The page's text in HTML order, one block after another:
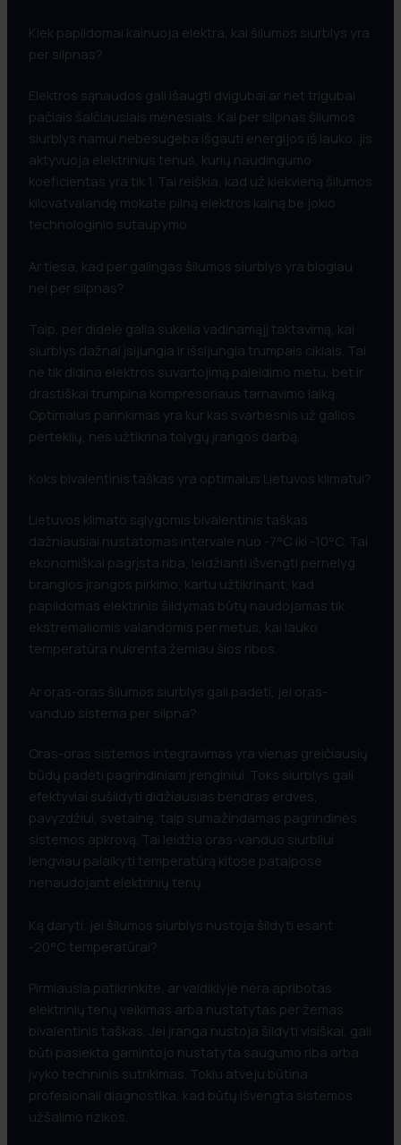
Kiek papildomai kainuoja elektra, kai šilumos siurblys yra
per silpnas?
Elektros sąnaudos gali išaugti dvigubai ar net trigubai
pačiais šalčiausiais mėnesiais. Kai per silpnas šilumos
siurblys namui nebesugeba išgauti energijos iš lauko, jis
aktyvuoja elektrinius tenus, kurių naudingumo
koeficientas yra tik 1. Tai reiškia, kad už kiekvieną šilumos
kilovatvalandę mokate pilną elektros kainą be jokio
technologinio sutaupymo.
Ar tiesa, kad per galingas šilumos siurblys yra blogiau
nei per silpnas?
Taip, per didelė galia sukelia vadinamąjį taktavimą, kai
siurblys dažnai įsijungia ir išsijungia trumpais ciklais. Tai
ne tik didina elektros suvartojimą paleidimo metu, bet ir
drastiškai trumpina kompresoriaus tarnavimo laiką.
Optimalus parinkimas yra kur kas svarbesnis už galios
perteklių, nes užtikrina tolygų įrangos darbą.
Koks bivalentinis taškas yra optimalus Lietuvos klimatui?
Lietuvos klimato sąlygomis bivalentinis taškas
dažniausiai nustatomas intervale nuo -7°C iki -10°C. Tai
ekonomiškai pagrįsta riba, leidžianti išvengti pernelyg
brangios įrangos pirkimo, kartu užtikrinant, kad
papildomas elektrinis šildymas būtų naudojamas tik
ekstremaliomis valandomis per metus, kai lauko
temperatūra nukrenta žemiau šios ribos.
Ar oras-oras šilumos siurblys gali padėti, jei oras-
vanduo sistema per silpna?
Oras-oras sistemos integravimas yra vienas greičiausių
būdų padėti pagrindiniam įrenginiui. Toks siurblys gali
efektyviai sušildyti didžiausias bendras erdves,
pavyzdžiui, svetainę, taip sumažindamas pagrindinės
sistemos apkrovą. Tai leidžia oras-vanduo siurbliui
lengviau palaikyti temperatūrą kitose patalpose
nenaudojant elektrinių tenų.
Ką daryti, jei šilumos siurblys nustoja šildyti esant
-20°C temperatūrai?
Pirmiausia patikrinkite, ar valdiklyje nėra apribotas
elektrinių tenų veikimas arba nustatytas per žemas
bivalentinis taškas. Jei įranga nustoja šildyti visiškai, gali
būti pasiekta gamintojo nustatyta saugumo riba arba
įvyko techninis sutrikimas. Tokiu atveju būtina
profesionali diagnostika, kad būtų išvengta sistemos
užšalimo rizikos.